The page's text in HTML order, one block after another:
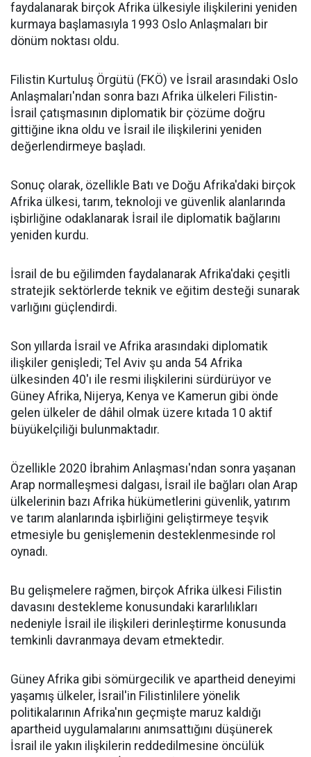
faydalanarak birçok Afrika ülkesiyle ilişkilerini yeniden
kurmaya başlamasıyla 1993 Oslo Anlaşmaları bir
dönüm noktası oldu.
Filistin Kurtuluş Örgütü (FKÖ) ve İsrail arasındaki Oslo
Anlaşmaları'ndan sonra bazı Afrika ülkeleri Filistin-
İsrail çatışmasının diplomatik bir çözüme doğru
gittiğine ikna oldu ve İsrail ile ilişkilerini yeniden
değerlendirmeye başladı.
Sonuç olarak, özellikle Batı ve Doğu Afrika'daki birçok
Afrika ülkesi, tarım, teknoloji ve güvenlik alanlarında
işbirliğine odaklanarak İsrail ile diplomatik bağlarını
yeniden kurdu.
İsrail de bu eğilimden faydalanarak Afrika'daki çeşitli
stratejik sektörlerde teknik ve eğitim desteği sunarak
varlığını güçlendirdi.
Son yıllarda İsrail ve Afrika arasındaki diplomatik
ilişkiler genişledi; Tel Aviv şu anda 54 Afrika
ülkesinden 40'ı ile resmi ilişkilerini sürdürüyor ve
Güney Afrika, Nijerya, Kenya ve Kamerun gibi önde
gelen ülkeler de dâhil olmak üzere kıtada 10 aktif
büyükelçiliği bulunmaktadır.
Özellikle 2020 İbrahim Anlaşması'ndan sonra yaşanan
Arap normalleşmesi dalgası, İsrail ile bağları olan Arap
ülkelerinin bazı Afrika hükümetlerini güvenlik, yatırım
ve tarım alanlarında işbirliğini geliştirmeye teşvik
etmesiyle bu genişlemenin desteklenmesinde rol
oynadı.
Bu gelişmelere rağmen, birçok Afrika ülkesi Filistin
davasını destekleme konusundaki kararlılıkları
nedeniyle İsrail ile ilişkileri derinleştirme konusunda
temkinli davranmaya devam etmektedir.
Güney Afrika gibi sömürgecilik ve apartheid deneyimi
yaşamış ülkeler, İsrail'in Filistinlilere yönelik
politikalarının Afrika'nın geçmişte maruz kaldığı
apartheid uygulamalarını anımsattığını düşünerek
İsrail ile yakın ilişkilerin reddedilmesine öncülük